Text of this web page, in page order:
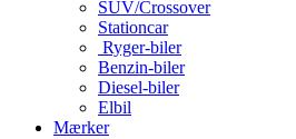
SUV/Crossover
Stationcar
Ryger-biler
Benzin-biler
Diesel-biler
Elbil
Mærker